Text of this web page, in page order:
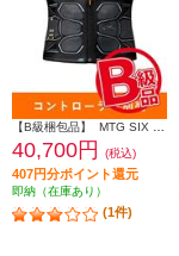
40,700円 (税込)
407円分ポイント還元
即納（在庫あり）
(1件)